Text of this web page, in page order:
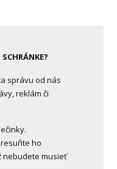
správu od nás
reklám či
ho
nebudete musieť